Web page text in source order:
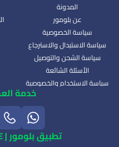
المدونة
عن بلومور
سياسة الخصوصية
سياسة الاستبدال والاسترجاع
سياسة الشحن والتوصيل
الأسئلة الشائعة
سياسة الاستخدام والخصوصية
خدمة
تطبيق بلومور | BLOOMORE